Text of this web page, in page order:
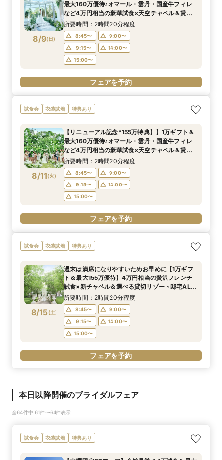
8/9(日)
最大160万優待♪オマール・雲丹・国産牛フィレ
など4万円相当の豪華試食×天空チャペル＆貸切
邸宅を体験＊マイナビ限定BIGフェア
所要時間：2時間20分程度
8:45〜
9:00〜
9:15〜
14:00〜
15:00〜
フェアを予約
試食会 衣装試着 特典あり
8/11(火)
【リニューアル記念*155万特典】】1万ギフト＆
最大160万優待♪オマール・雲丹・国産牛フィレ
など4万円相当の豪華試食×天空チャペル＆貸切
邸宅を体験＊マイナビ限定BIGフェア
所要時間：2時間20分程度
8:45〜
9:00〜
9:15〜
14:00〜
15:00〜
フェアを予約
試食会 衣装試着 特典あり
8/15(土)
週末は満席になりやすいためお早めに【1万ギフ
ト＆最大155万優待】4万円相当の贅沢フレンチ
試食×新チャペル＆選べる貸切リゾート邸宅ALL
体験BIGフェア
所要時間：2時間20分程度
8:45〜
9:00〜
9:15〜
14:00〜
15:00〜
フェアを予約
本日以降開催のブライダルフェア
全64件中 61件〜64件表示
試食会 衣装試着 特典あり